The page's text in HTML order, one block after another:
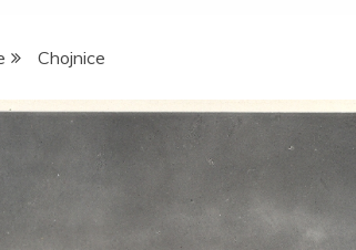
Chojnice